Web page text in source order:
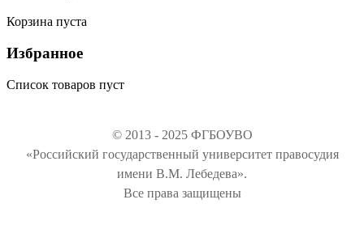
Корзина пуста
Избранное
Список товаров пуст
© 2013 - 2025 ФГБОУВО
«Российский государственный университет правосудия
имени В.М. Лебедева».
Все права защищены